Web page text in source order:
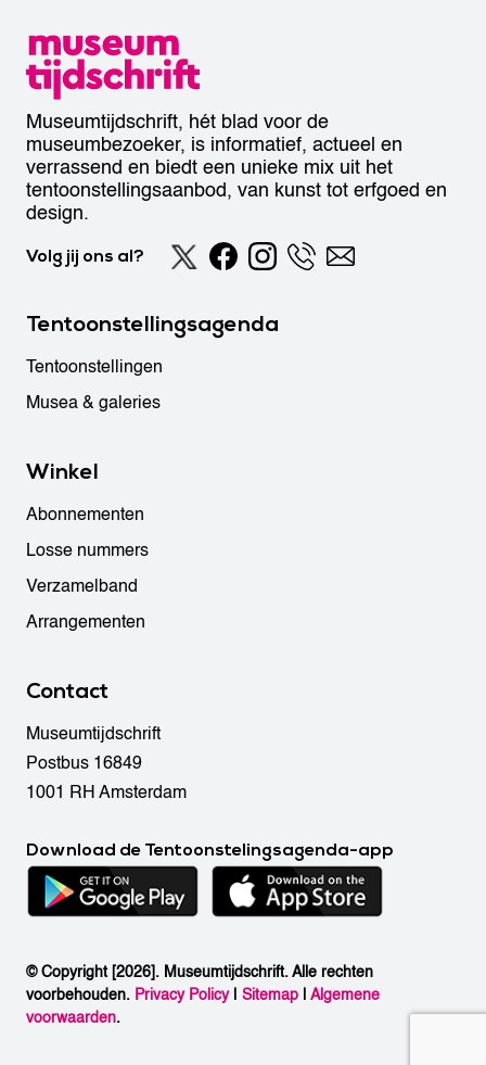
Museumtijdschrift, hét blad voor de
museumbezoeker, is informatief, actueel en
verrassend en biedt een unieke mix uit het
tentoonstellingsaanbod, van kunst tot erfgoed en
design.
Volg jij ons al?
Tentoonstellingsagenda
Tentoonstellingen
Musea & galeries
Winkel
Abonnementen
Losse nummers
Verzamelband
Arrangementen
Contact
Museumtijdschrift
Postbus 16849
1001 RH Amsterdam
Download de Tentoonstelingsagenda-app
© Copyright [2026]. Museumtijdschrift. Alle rechten
voorbehouden. Privacy Policy| Sitemap |Algemene
voorwaarden.